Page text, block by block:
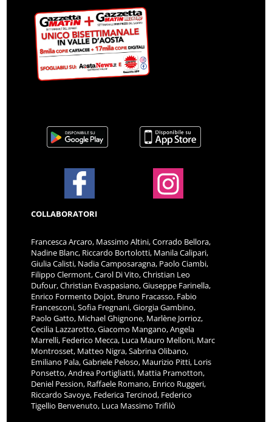
COLLABORATORI
Francesca Arcaro, Massimo Altini, Corrado Bellora,
Nadine Blanc, Riccardo Bortolotti, Manila Calipari,
Giulia Calisti, Nadia Camposaragna, Paolo Ciambi,
Filippo Clermont, Carol Di Vito, Christian Leo
Dufour, Christian Evaspasiano, Giuseppe Farinella,
Enrico Formento Dojot, Bruno Fracasso, Fabio
Francesconi, Sofia Fregnani, Giorgia Gambino,
Paolo Gatto, Michael Ghignone, Marlène Jorrioz,
Cecilia Lazzarotto, Giacomo Mangano, Angela
Marrelli, Federico Mecca, Luca Mauro Melloni, Marc
Montrosset, Matteo Nigra, Sabrina Olibano,
Emiliano Pala, Gabriele Peloso, Maurizio Pitti, Loris
Ponsetto, Andrea Portigliatti, Mattia Pramotton,
Deniel Pession, Raffaele Romano, Enrico Ruggeri,
Riccardo Savoye, Federica Tercinod, Federico
Tigellio Benvenuto, Luca Massimo Trifilò